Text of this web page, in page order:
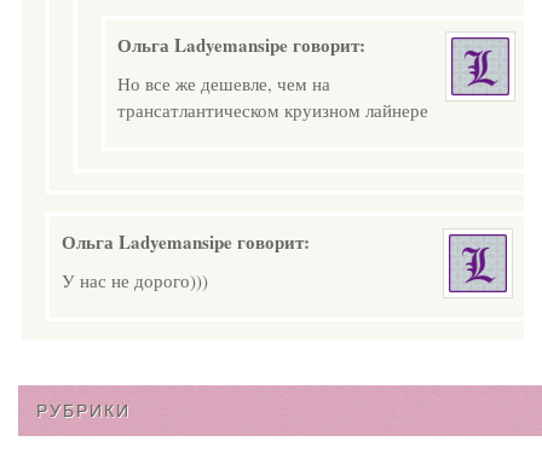
Ольга Ladyemansipe говорит:
Но все же дешевле, чем на
трансатлантическом круизном лайнере
Ольга Ladyemansipe говорит:
У нас не дорого)))
РУБРИКИ